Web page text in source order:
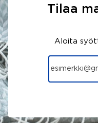
Tilaa
Aloita